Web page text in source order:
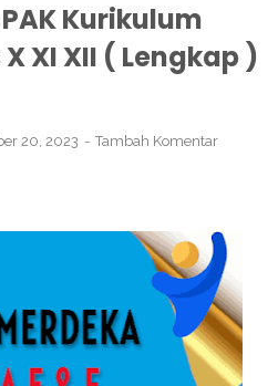
Kurikulum
XI XII ( Lengkap )
20, 2023 Tambah Komentar